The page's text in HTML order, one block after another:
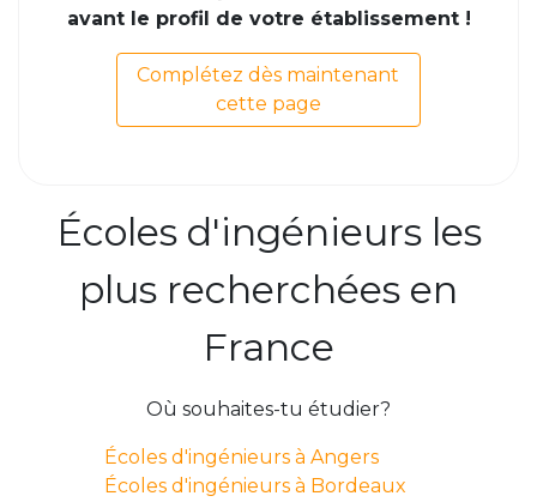
avant le profil de votre établissement !
Complétez dès maintenant
cette page
Écoles d'ingénieurs les
plus recherchées en
France
Où souhaites-tu étudier?
Écoles d'ingénieurs à Angers
Écoles d'ingénieurs à Bordeaux